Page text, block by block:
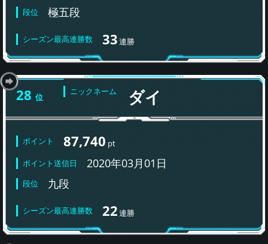
段位 極五段
シーズン最高連勝数 33連勝
28 位
ニックネーム ダイ
ポイント 87,740 pt
ポイント送信日
2020年03月01日
段位 九段
シーズン最高連勝数 22連勝